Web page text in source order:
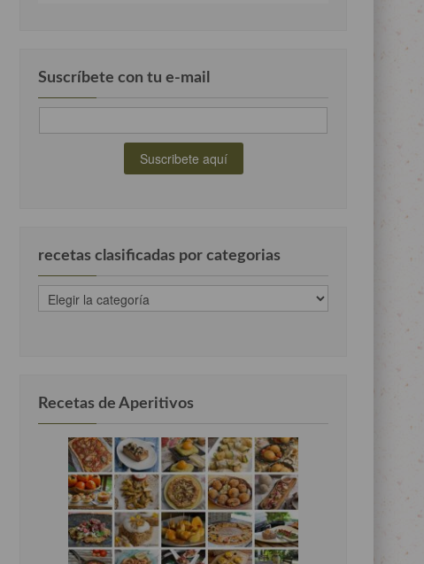
Suscríbete con tu e-mail
recetas clasificadas por categorias
recetas
clasificadas
Recetas de Aperitivos